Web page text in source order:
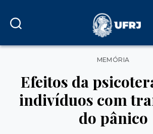
Categorias
MEMÓRIA
Efeitos da
indivíduos com
do pânico